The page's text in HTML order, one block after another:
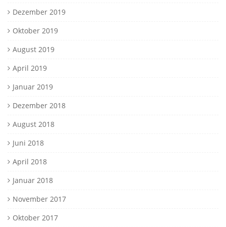
Dezember 2019
Oktober 2019
August 2019
April 2019
Januar 2019
Dezember 2018
August 2018
Juni 2018
April 2018
Januar 2018
November 2017
Oktober 2017